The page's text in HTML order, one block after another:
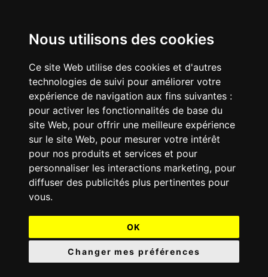
Nous utilisons des cookies
Ce site Web utilise des cookies et d'autres
technologies de suivi pour améliorer votre
expérience de navigation aux fins suivantes :
pour activer les fonctionnalités de base du
site Web, pour offrir une meilleure expérience
sur le site Web, pour mesurer votre intérêt
pour nos produits et services et pour
personnaliser les interactions marketing, pour
diffuser des publicités plus pertinentes pour
vous.
OK
Changer mes préférences